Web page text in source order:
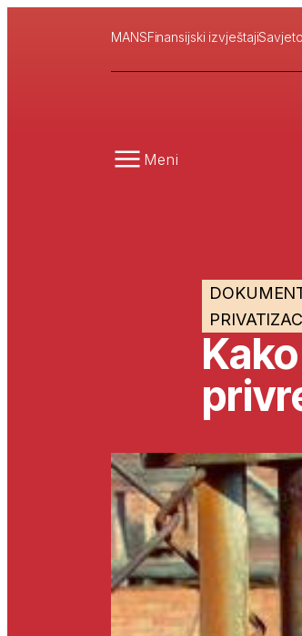
MANSFinansijski izvještaji
Meni